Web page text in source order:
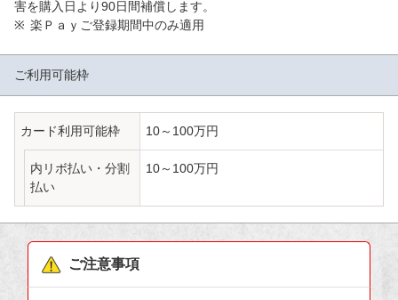
害を購入日より90日間補償します。
楽Ｐａｙご登録期間中のみ適用
ご利用可能枠
カード利用可能枠 10～100万円
内リボ払い・分割
払い
10～100万円
ご注意事項